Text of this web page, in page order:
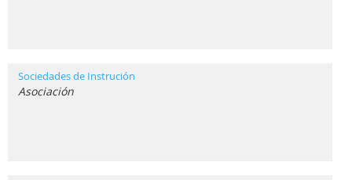
Sociedades de Instrución
Asociación